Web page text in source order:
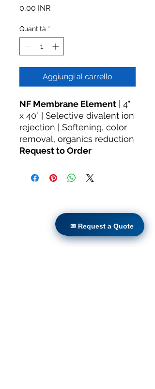
0,00 INRPrezzo
Quantità *
Aggiungi al carrello
NF Membrane Element | 4"
x 40" | Selective divalent ion
rejection | Softening, color
removal, organics reduction
Request to Order
Retrofit diretto
Tecnologie
✉ Request a Quote
✉ Request a Quote